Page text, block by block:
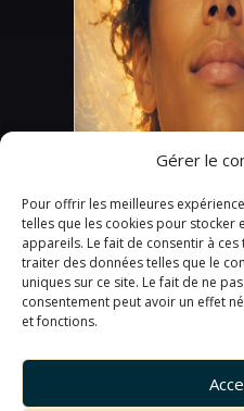
Gérer le
Pour offrir les meilleures
telles que les cookies pour stocker
appareils. Le fait de consentir à
traiter des données telles que le
uniques sur ce site. Le fait de ne
consentement peut avoir un effet
et fonctions.